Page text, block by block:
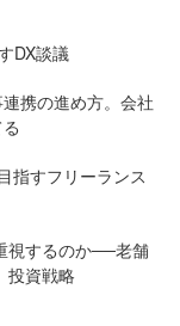
DX談議
携の進め方。会社
指すフリーランス
視するのか──老舗
投資戦略